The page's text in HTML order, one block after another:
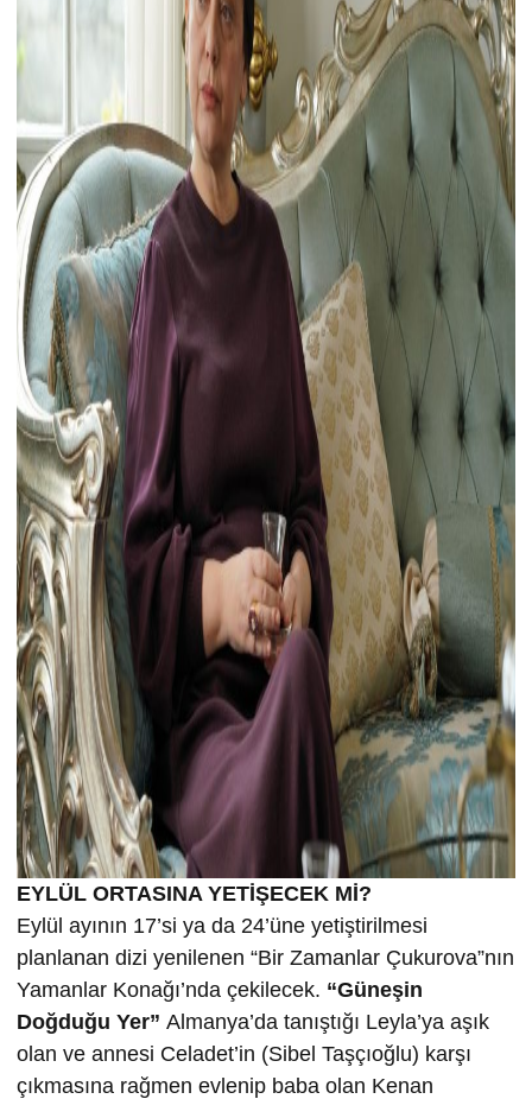
EYLÜL ORTASINA YETİŞECEK Mİ?
Eylül ayının 17’si ya da 24’üne yetiştirilmesi
planlanan dizi yenilenen “Bir Zamanlar Çukurova”nın
Yamanlar Konağı’nda çekilecek. “Güneşin
Doğduğu Yer” Almanya’da tanıştığı Leyla’ya aşık
olan ve annesi Celadet’in (Sibel Taşçıoğlu) karşı
çıkmasına rağmen evlenip baba olan Kenan